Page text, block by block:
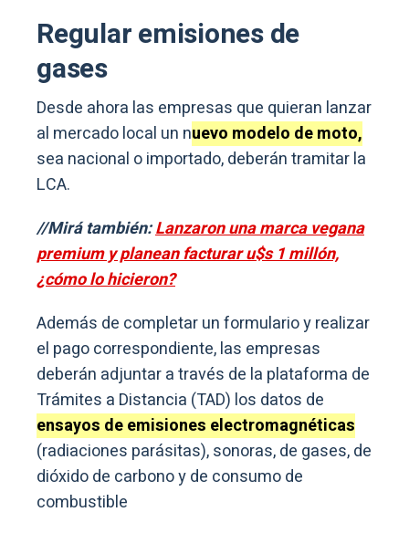
Regular emisiones de
gases
Desde ahora las empresas que quieran lanzar
al mercado local un nuevo modelo de moto,
sea nacional o importado, deberán tramitar la
LCA.
//Mirá también:Lanzaron una marca vegana
premium y planean facturar u$s 1 millón,
¿cómo lo hicieron?
Además de completar un formulario y realizar
el pago correspondiente, las empresas
deberán adjuntar a través de la plataforma de
Trámites a Distancia (TAD) los datos de
ensayos de emisiones electromagnéticas
(radiaciones parásitas), sonoras, de gases, de
dióxido de carbono y de consumo de
combustible